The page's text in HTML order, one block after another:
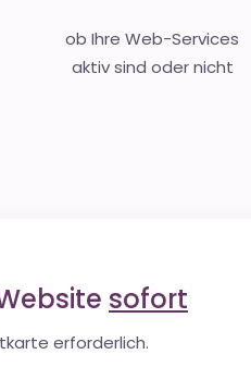
ob Ihre Web-Services
aktiv sind oder nicht
sofort
erforderlich.